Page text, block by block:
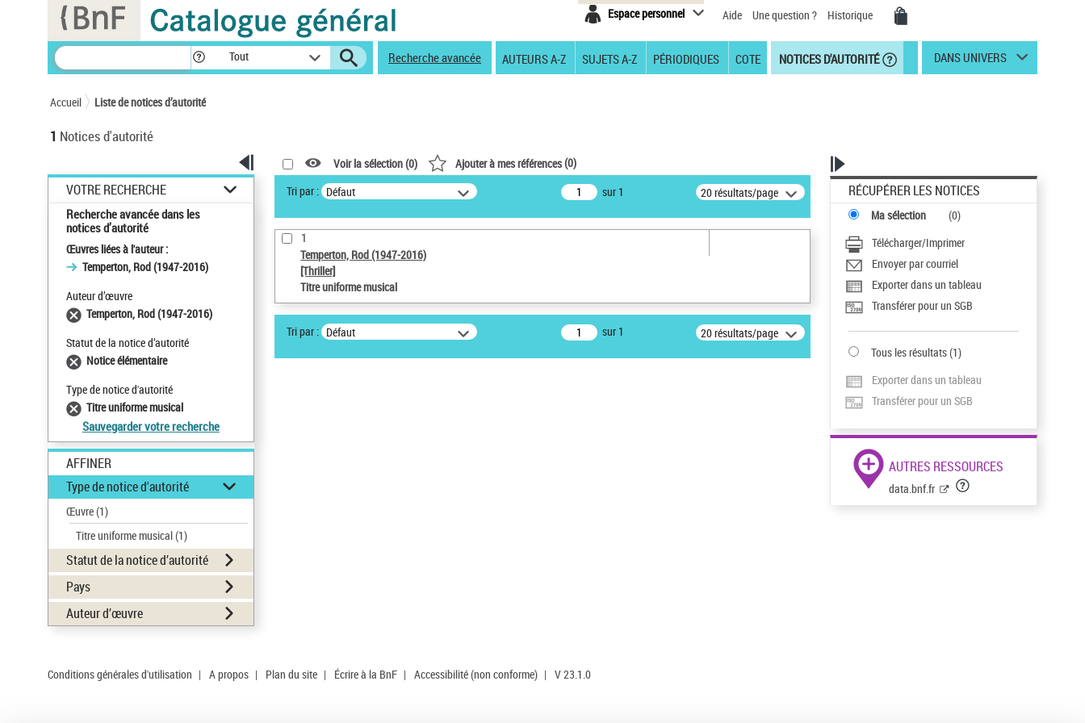
Espace personnel Aide Une question ? Historique
Tout Recherche avancée AUTEURS A-Z SUJETS A-Z PÉRIODIQUES COTE NOTICES D'AUTORITÉ DANS UNIVERS
Accueil Liste de notices d’autorité
1 Notices d'autorité
VOTRE RECHERCHE
Recherche avancée dans les
notices d’autorité
Œuvres liées à l'auteur :
Temperton, Rod (1947-2016)
Auteur d’œuvre
Temperton, Rod (1947-2016)
Statut de la notice d’autorité
Notice élémentaire
Type de notice d'autorité
Titre uniforme musical
Sauvegarder votre recherche
AFFINER
Type de notice d'autorité
Œuvre(1)
Titre uniforme musical(1)
Statut de la notice d’autorité
Pays
Auteur d’œuvre
Voir la sélection (0) Ajouter à mes références(0)
Tri par : Défaut sur 1 20 résultats/page
1
Temperton, Rod (1947-2016)
[Thriller]
Titre uniforme musical
Tri par : Défaut sur 1 20 résultats/page
RÉCUPÉRER LES NOTICES
Ma sélection (0)
Télécharger/Imprimer
Envoyer par courriel
Exporter dans un tableau
Transférer pour un SGB
Tous les résultats(1)
Exporter dans un tableau
Transférer pour un SGB
AUTRES RESSOURCES
data.bnf.fr
Conditions générales d'utilisation | A propos | Plan du site | Écrire à la BnF | Accessibilité (non conforme) | V 23.1.0
Panneau de gestion des cookies